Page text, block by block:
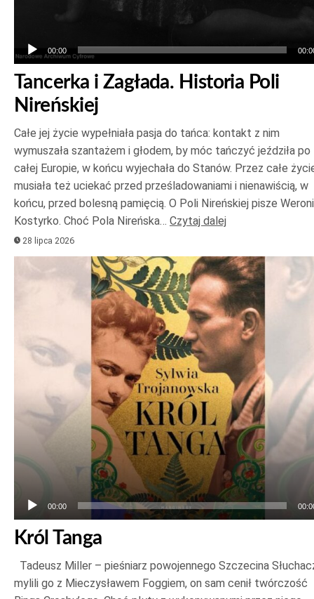
00:00
Tancerka i Zagłada. Historia Poli
Nireńskiej
Całe jej życie wypełniała pasja do tańca: kontakt z nim
wymuszała szantażem i głodem, by móc tańczyć jeździła po
całej Europie, w końcu wyjechała do Stanów. Przez całe
musiała też uciekać przed prześladowaniami i nienawiścią, w
końcu, przed bolesną pamięcią. O Poli Nireńskiej pisze
Kostyrko. Choć Pola Nireńska… Czytaj dalej
28 lipca 2026
plików
00:00
Król Tanga
Tadeusz Miller – pieśniarz powojennego Szczecina
mylili go z Mieczysławem Foggiem, on sam cenił twórczość